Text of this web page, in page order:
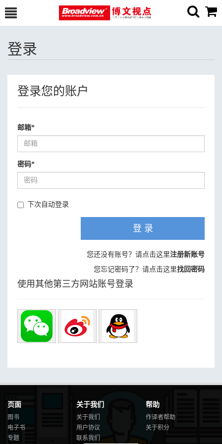
登录
登录您的账户
邮箱*
密码*
下次自动登录
登 录
您还没有账号？请点击这里注册新账号
您忘记密码了？请点击这里找回密码
使用其他第三方网站账号登录
页面
图书
电子书
专题
关于我们
关于我们
用户协议
联系我们
帮助
作译者帮助
关于积分